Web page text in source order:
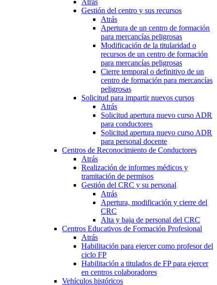
Atrás
Gestión del centro y sus recursos
Atrás
Apertura de un centro de formación
para mercancías peligrosas
Modificación de la titularidad o
recursos de un centro de formación
para mercancías peligrosas
Cierre temporal o definitivo de un
centro de formación para mercancías
peligrosas
Solicitud para impartir nuevos cursos
Atrás
Solicitud apertura nuevo curso ADR
para conductores
Solicitud apertura nuevo curso ADR
para personal docente
Centros de Reconocimiento de Conductores
Atrás
Realización de informes médicos y
tramitación de permisos
Gestión del CRC y su personal
Atrás
Apertura, modificación y cierre del
CRC
Alta y baja de personal del CRC
Centros Educativos de Formación Profesional
Atrás
Habilitación para ejercer como profesor del
ciclo FP
Habilitación a titulados de FP para ejercer
en centros colaboradores
Vehículos históricos